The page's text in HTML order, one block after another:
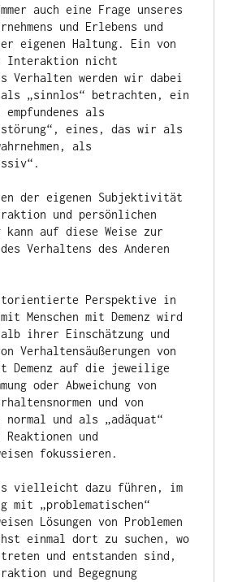
auch eine Frage unseres
und Erlebens und
eigenen Haltung. Ein von
Interaktion nicht
Verhalten werden wir dabei
„sinnlos“ betrachten, ein
als
eines, das wir als
als
der eigenen Subjektivität
und persönlichen
kann auf diese Weise zur
des Verhaltens des Anderen
Perspektive in
Menschen mit Demenz wird
ihrer Einschätzung und
Verhaltensäußerungen von
Demenz auf die jeweilige
oder Abweichung von
und von
und als „adäquat“
Reaktionen und
fokussieren.
vielleicht dazu führen, im
mit „problematischen“
Lösungen von Problemen
einmal dort zu suchen, wo
und entstanden sind,
und Begegnung